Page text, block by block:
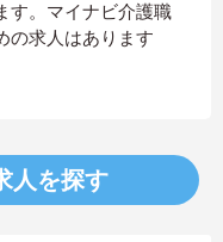
す。マイナビ介護職
の求人はあります
人を探す